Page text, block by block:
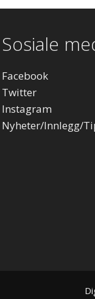
Sosiale
Facebook
Twitter
Instagram
Nyheter/Innlegg/